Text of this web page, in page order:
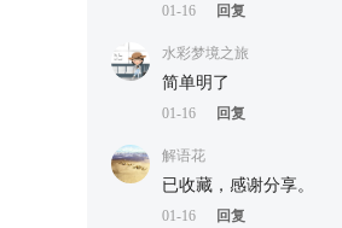
01-16 回复
水彩梦境之旅
简单明了
01-16 回复
解语花
已收藏，感谢分享。
01-16 回复